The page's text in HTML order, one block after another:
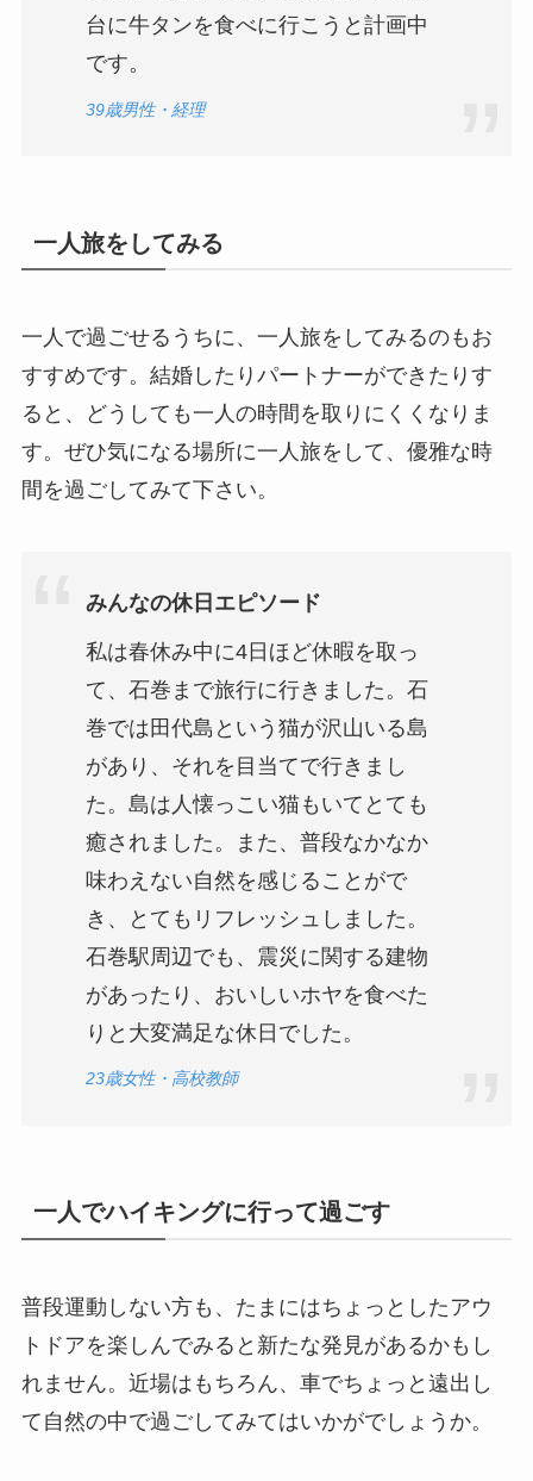
台に牛タンを食べに行こうと計画中
です。
39歳男性・経理
一人旅をしてみる
一人で過ごせるうちに、一人旅をしてみるのもお
すすめです。結婚したりパートナーができたりす
ると、どうしても一人の時間を取りにくくなりま
す。ぜひ気になる場所に一人旅をして、優雅な時
間を過ごしてみて下さい。
みんなの休日エピソード
私は春休み中に4日ほど休暇を取っ
て、石巻まで旅行に行きました。石
巻では田代島という猫が沢山いる島
があり、それを目当てで行きまし
た。島は人懐っこい猫もいてとても
癒されました。また、普段なかなか
味わえない自然を感じることがで
き、とてもリフレッシュしました。
石巻駅周辺でも、震災に関する建物
があったり、おいしいホヤを食べた
りと大変満足な休日でした。
23歳女性・高校教師
一人でハイキングに行って過ごす
普段運動しない方も、たまにはちょっとしたアウ
トドアを楽しんでみると新たな発見があるかもし
れません。近場はもちろん、車でちょっと遠出し
て自然の中で過ごしてみてはいかがでしょうか。